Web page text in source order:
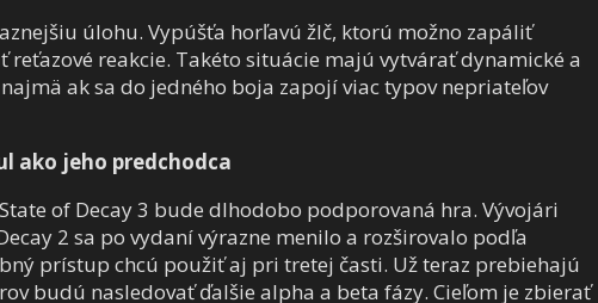
úlohu. Vypúšťa horľavú žlč, ktorú možno zapáliť
reťazové reakcie. Takéto situácie majú vytvárať dynamické a
ak sa do jedného boja zapojí viac typov nepriateľov
ako jeho predchodca
of Decay 3 bude dlhodobo podporovaná hra. Vývojári
2 sa po vydaní výrazne menilo a rozširovalo podľa
prístup chcú použiť aj pri tretej časti. Už teraz prebiehajú
budú nasledovať ďalšie alpha a beta fázy. Cieľom je zbierať